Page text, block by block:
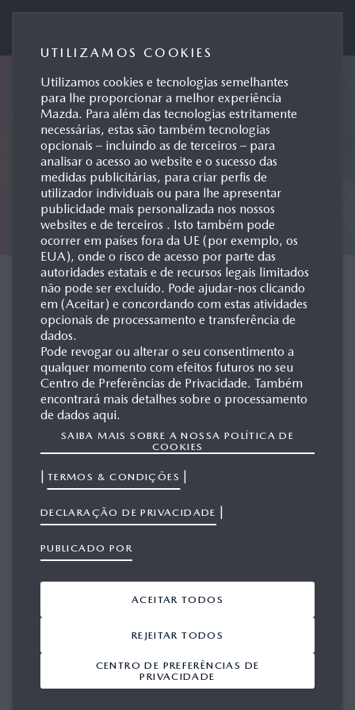
CONCEPT CARS
MAZDA 323 MPS
MATERIAIS
RELACIONADOS
Mostrar 1-2 a partir de 2
ADICIONAR TUDO A PARTIR DO VIEWPORT
1/1
UTILIZAMOS COOKIES
Utilizamos cookies e tecnologias semelhantes
para lhe proporcionar a melhor experiência
Mazda. Para além das tecnologias estritamente
necessárias, estas são também tecnologias
opcionais – incluindo as de terceiros – para
analisar o acesso ao website e o sucesso das
medidas publicitárias, para criar perfis de
utilizador individuais ou para lhe apresentar
publicidade mais personalizada nos nossos
websites e de terceiros . Isto também pode
ocorrer em países fora da UE (por exemplo, os
EUA), onde o risco de acesso por parte das
autoridades estatais e de recursos legais limitados
não pode ser excluído. Pode ajudar-nos clicando
em (Aceitar) e concordando com estas atividades
opcionais de processamento e transferência de
dados.
Pode revogar ou alterar o seu consentimento a
qualquer momento com efeitos futuros no seu
Centro de Preferências de Privacidade. Também
encontrará mais detalhes sobre o processamento
de dados aqui.
SAIBA MAIS SOBRE A NOSSA POLÍTICA DE
COOKIES
| TERMOS & CONDIÇÕES |
DECLARAÇÃO DE PRIVACIDADE |
PUBLICADO POR
CENTRO DE PREFERÊNCIAS DE
PRIVACIDADE
REJEITAR TODOS
ACEITAR TODOS